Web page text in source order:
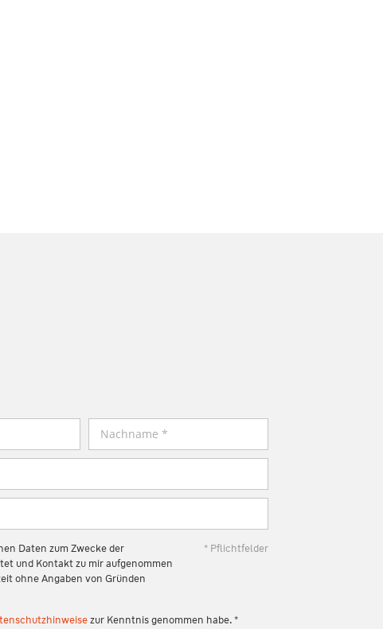
Daten zum Zwecke der
und Kontakt zu mir aufgenommen
ohne Angaben von Gründen
* Pflichtfelder
zur Kenntnis genommen habe. *